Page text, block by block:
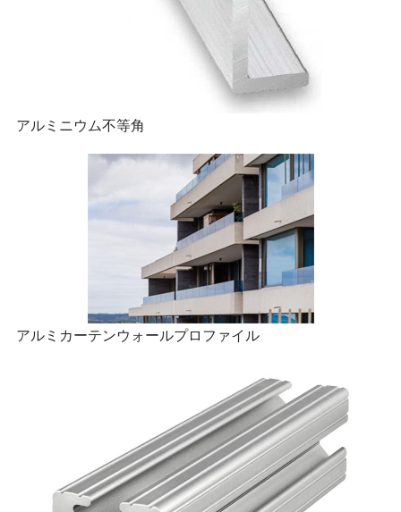
アルミニウム不等角
アルミカーテンウォールプロファイル